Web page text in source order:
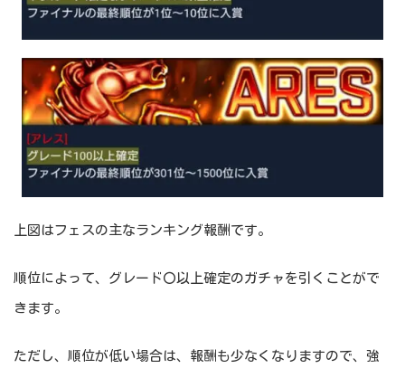
上図はフェスの主なランキング報酬です。
順位によって、グレード〇以上確定のガチャを引くことがで
きます。
ただし、順位が低い場合は、報酬も少なくなりますので、強